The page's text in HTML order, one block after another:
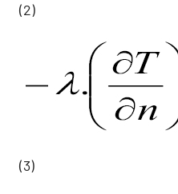
(2)
(3)